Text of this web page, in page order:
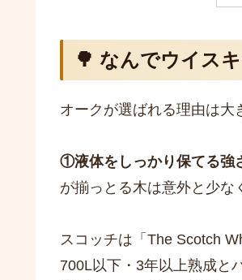
🌳 なんでウイス
オークが選ばれる理由は大
①液体をしっかり保てる強
が揃っとる木は意外と少な
スコッチは「The Scotch
700L以下・3年以上熟成と